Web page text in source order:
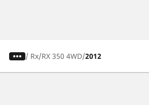
/ Rx RX 350 4WD 2012